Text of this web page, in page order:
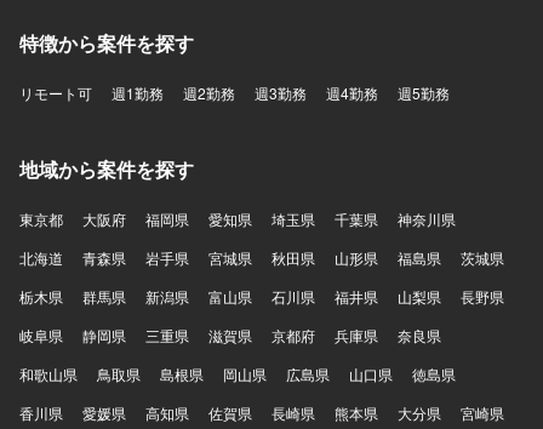
特徴から案件を探す
リモート可 週1勤務 週2勤務 週3勤務 週4勤務 週5勤務
地域から案件を探す
東京都 大阪府 福岡県 愛知県 埼玉県 千葉県
神奈川県
北海道
青森県 岩手県 宮城県 秋田県 山形県 福島県
茨城県
栃木県
群馬県 新潟県 富山県 石川県 福井県 山梨県
長野県
岐阜県
静岡県 三重県 滋賀県 京都府 兵庫県
奈良県
和歌山県
鳥取県 島根県 岡山県 広島県 山口県
徳島県
香川県
愛媛県 高知県 佐賀県 長崎県 熊本県 大分県 宮崎県